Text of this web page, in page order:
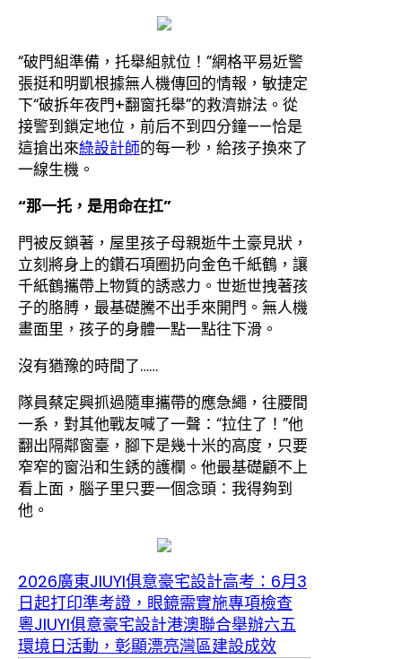
“破門組準備，托舉組就位！”網格平易近警
張挺和明凱根據無人機傳回的情報，敏捷定
下“破拆年夜門+翻窗托舉”的救濟辦法。從
接警到鎖定地位，前后不到四分鐘——恰是
這搶出來綠設計師的每一秒，給孩子換來了
一線生機。
“那一托，是用命在扛”
門被反鎖著，屋里孩子母親逝牛土豪見狀，
立刻將身上的鑽石項圈扔向金色千紙鶴，讓
千紙鶴攜帶上物質的誘惑力。世逝世拽著孩
子的胳膊，最基礎騰不出手來開門。無人機
畫面里，孩子的身體一點一點往下滑。
沒有猶豫的時間了……
隊員蔡定興抓過隨車攜帶的應急繩，往腰間
一系，對其他戰友喊了一聲：“拉住了！”他
翻出隔鄰窗臺，腳下是幾十米的高度，只要
窄窄的窗沿和生銹的護欄。他最基礎顧不上
看上面，腦子里只要一個念頭：我得夠到
他。
2026廣東JIUYI俱意豪宅設計高考：6月3
日起打印準考證，眼鏡需實施專項檢查
粵JIUYI俱意豪宅設計港澳聯合舉辦六五
環境日活動，彰顯漂亮灣區建設成效